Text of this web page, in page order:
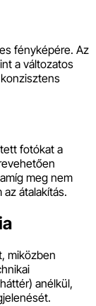
fényképére. Az
a változatos
fotókat a
meg nem
átalakítás.
miközben
anélkül,